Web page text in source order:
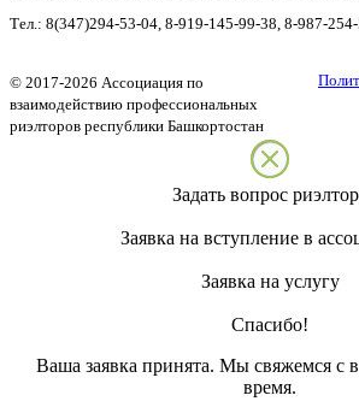
Тел.: 8(347)294-53-04, 8-919-145-99-38, 8-987-
© 2017-2026 Ассоциация по
взаимодействию профессиональных
риэлторов республики Башкортостан
Задать вопрос
Заявка на вступление в
Заявка на услугу
Спасибо!
Ваша заявка принята. Мы свяжемся с
время.